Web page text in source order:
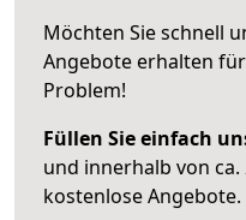
Möchten Sie schnell
Angebote erhalten
Problem!
Füllen Sie einfach
und innerhalb von
kostenlose Angebote.